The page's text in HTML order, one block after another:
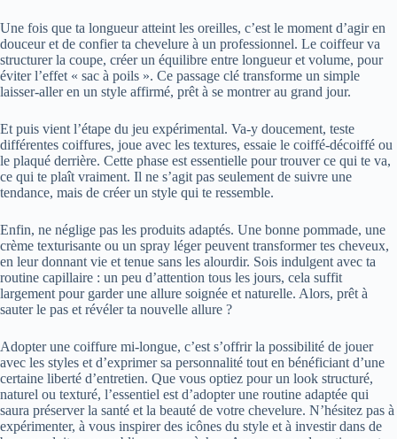
Une fois que ta longueur atteint les oreilles, c’est le moment d’agir en
douceur et de confier ta chevelure à un professionnel. Le coiffeur va
structurer la coupe, créer un équilibre entre longueur et volume, pour
éviter l’effet « sac à poils ». Ce passage clé transforme un simple
laisser-aller en un style affirmé, prêt à se montrer au grand jour.
Et puis vient l’étape du jeu expérimental. Va-y doucement, teste
différentes coiffures, joue avec les textures, essaie le coiffé-décoiffé ou
le plaqué derrière. Cette phase est essentielle pour trouver ce qui te va,
ce qui te plaît vraiment. Il ne s’agit pas seulement de suivre une
tendance, mais de créer un style qui te ressemble.
Enfin, ne néglige pas les produits adaptés. Une bonne pommade, une
crème texturisante ou un spray léger peuvent transformer tes cheveux,
en leur donnant vie et tenue sans les alourdir. Sois indulgent avec ta
routine capillaire : un peu d’attention tous les jours, cela suffit
largement pour garder une allure soignée et naturelle. Alors, prêt à
sauter le pas et révéler ta nouvelle allure ?
Adopter une coiffure mi-longue, c’est s’offrir la possibilité de jouer
avec les styles et d’exprimer sa personnalité tout en bénéficiant d’une
certaine liberté d’entretien. Que vous optiez pour un look structuré,
naturel ou texturé, l’essentiel est d’adopter une routine adaptée qui
saura préserver la santé et la beauté de votre chevelure. N’hésitez pas à
expérimenter, à vous inspirer des icônes du style et à investir dans de